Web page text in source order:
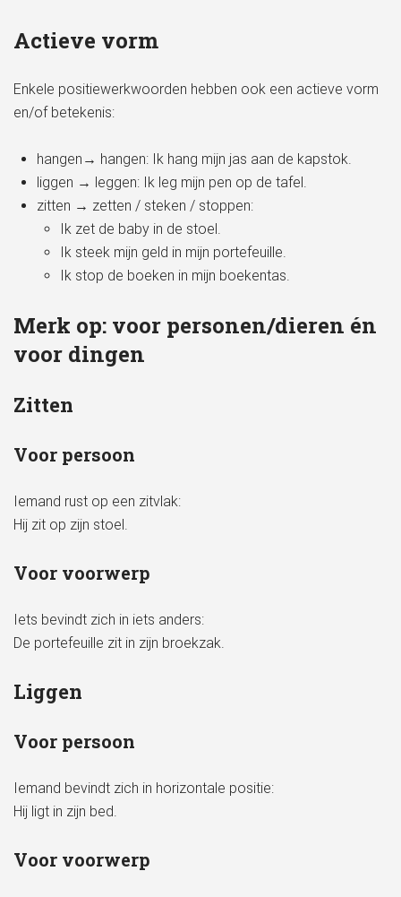
Actieve vorm
Enkele positiewerkwoorden hebben ook een actieve vorm
en/of betekenis:
hangen→ hangen: Ik hang mijn jas aan de kapstok.
liggen → leggen: Ik leg mijn pen op de tafel.
zitten → zetten / steken / stoppen:
Ik zet de baby in de stoel.
Ik steek mijn geld in mijn portefeuille.
Ik stop de boeken in mijn boekentas.
Merk op: voor personen/dieren én
voor dingen
Zitten
Voor persoon
Iemand rust op een zitvlak:
Hij zit op zijn stoel.
Voor voorwerp
Iets bevindt zich in iets anders:
De portefeuille zit in zijn broekzak.
Liggen
Voor persoon
Iemand bevindt zich in horizontale positie:
Hij ligt in zijn bed.
Voor voorwerp